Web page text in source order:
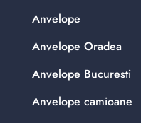
Anvelope
Anvelope Oradea
Anvelope Bucuresti
Anvelope camioane